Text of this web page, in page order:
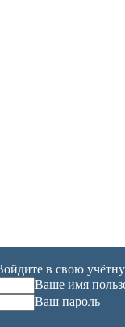
в свою
Ваше имя
Ваш пароль